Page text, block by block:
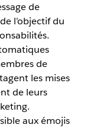
de
l’objectif du
de
les mises
de leurs
aux émojis